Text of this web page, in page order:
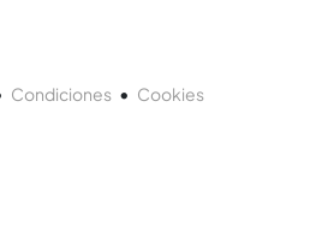
Condiciones• Cookies